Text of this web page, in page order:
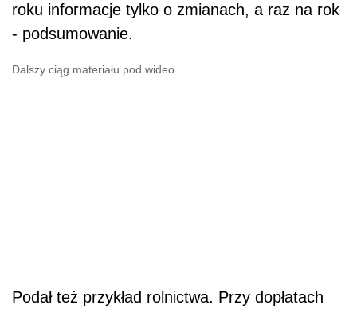
roku informacje tylko o zmianach, a raz na rok
- podsumowanie.
Dalszy ciąg materiału pod wideo
Podał też przykład rolnictwa. Przy dopłatach